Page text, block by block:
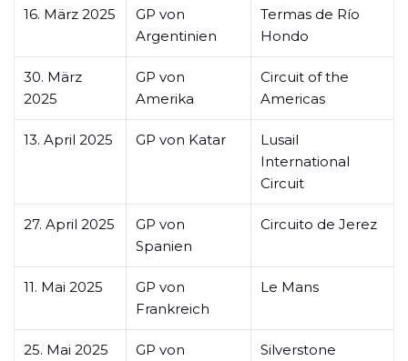
16. März 2025
GP von
Argentinien
Termas de Río
Hondo
30. März
2025
GP von
Amerika
Circuit of the
Americas
13. April 2025 GP von Katar
Lusail
International
Circuit
27. April 2025
GP von
Spanien
Circuito de Jerez
11. Mai 2025
GP von
Frankreich
Le Mans
25. Mai 2025
GP von
Silverstone